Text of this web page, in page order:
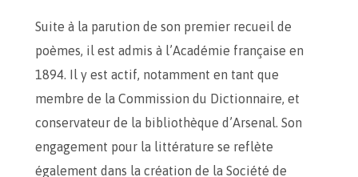
Suite à la parution de son premier recueil de
poèmes, il est admis à l’Académie française en
1894. Il y est actif, notamment en tant que
membre de la Commission du Dictionnaire, et
conservateur de la bibliothèque d’Arsenal. Son
engagement pour la littérature se reflète
également dans la création de la Société de